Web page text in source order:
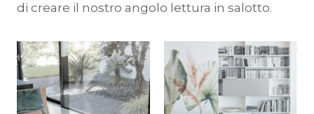
di creare il nostro angolo lettura in salotto.